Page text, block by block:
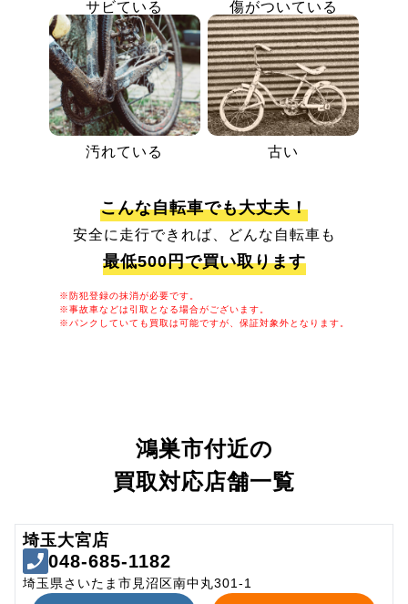
サビている 傷がついている
汚れている 古い
こんな自転車でも大丈夫！
安全に走行できれば、どんな自転車も
最低500円で買い取ります
※防犯登録の抹消が必要です。
※事故車などは引取となる場合がございます。
※パンクしていても買取は可能ですが、保証対象外となります。
鴻巣市付近の
買取対応店舗一覧
埼玉大宮店
048-685-1182
埼玉県さいたま市見沼区南中丸301-1